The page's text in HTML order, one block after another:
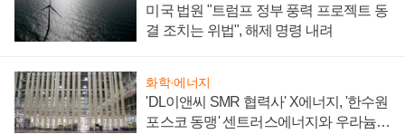
미국 법원 "트럼프 정부 풍력 프로젝트 동
결 조치는 위법", 해제 명령 내려
화학·에너지
'DL이앤씨 SMR 협력사' X에너지, '한수원
포스코 동맹' 센트러스에너지와 우라늄